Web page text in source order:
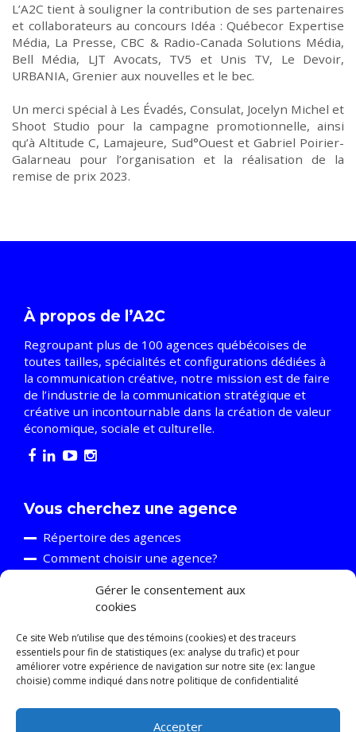
Gérer le consentement aux
cookies
Ce site Web n’utilise que des témoins (cookies) et des traceurs
essentiels pour fin de statistiques (ex: analyse du trafic) et pour
améliorer votre expérience de navigation sur notre site (ex: langue
choisie) comme indiqué dans notre politique de confidentialité
Accepter
L’A2C tient à souligner la contribution de ses partenaires
et collaborateurs au concours Idéa :Québecor Expertise
Média, La Presse, CBC & Radio-Canada Solutions Média,
Bell Média, LJT Avocats, TV5 et Unis TV, Le Devoir,
URBANIA, Grenier aux nouvelles et le bec.
Un merci spécial à Les Évadés, Consulat, Jocelyn Michel et
Shoot Studio pour la campagne promotionnelle, ainsi
qu’à Altitude C, Lamajeure, Sud°Ouestet Gabriel Poirier-
Galarneau pour l’organisation et la réalisation de la
remise de prix 2023.
À propos de l’A2C
Regroupant plus de 100 agences québécoises de
toutes tailles, spécialités et configurations dédiées à
la communication créative, notre mission est de faire
de l’industrie de la communication stratégique et
créative un incontournable dans la création de valeur
économique, sociale et culturelle.
Vous cherchez une agence
Répertoire des agences
Comment choisir une agence?
Vous êtes une agence
Découvrir l’A2C
Événements et formations
Ressources